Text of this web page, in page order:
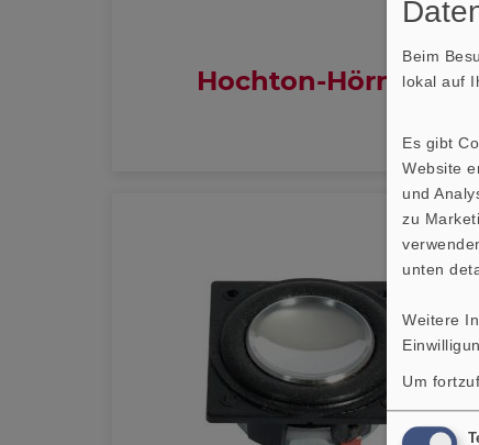
Hochton-Hörner
Beim
lokal auf
Es gibt
Website
und
zu
unten
Weitere
Um